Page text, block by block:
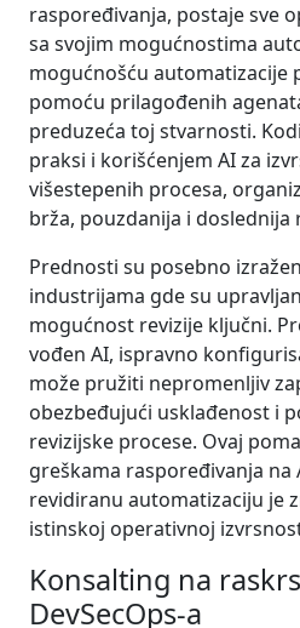
raspoređivanja, postaje sve
sa svojim mogućnostima
mogućnošću automatizacije
pomoću prilagođenih
preduzeća toj stvarnosti.
praksi i korišćenjem AI za
višestepenih procesa,
brža, pouzdanija i doslednija
Prednosti su posebno
industrijama gde su
mogućnost revizije ključni.
vođen AI, ispravno
može pružiti nepromenljiv
obezbeđujući usklađenost i
revizijske procese. Ovaj
greškama raspoređivanja
revidiranu automatizaciju je
istinskoj operativnoj
Konsalting na
DevSecOps-a